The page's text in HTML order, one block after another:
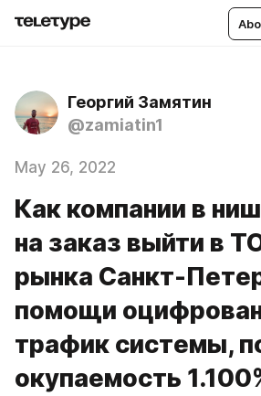
Георгий Замятин
@zamiatin1
May 26, 2022
Как компании в
на заказ выйти в
рынка Санкт-
помощи
трафик системы,
окупаемость